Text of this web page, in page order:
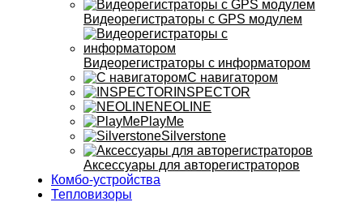
Видеорегистраторы с GPS модулем
Видеорегистраторы с информатором
С навигатором
INSPECTOR
NEOLINE
PlayMe
Silverstone
Аксессуары для авторегистраторов
Комбо-устройства
Тепловизоры